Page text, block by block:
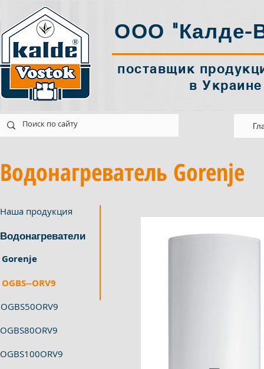
ООО "Калде-
поставщик
в Украине
Украина Харків
Водонагреватель Gorenje
Наша продукция
Водонагреватели
Gorenje
OGBS--ORV9
OGBS50ORV9
OGBS80ORV9
OGBS100ORV9